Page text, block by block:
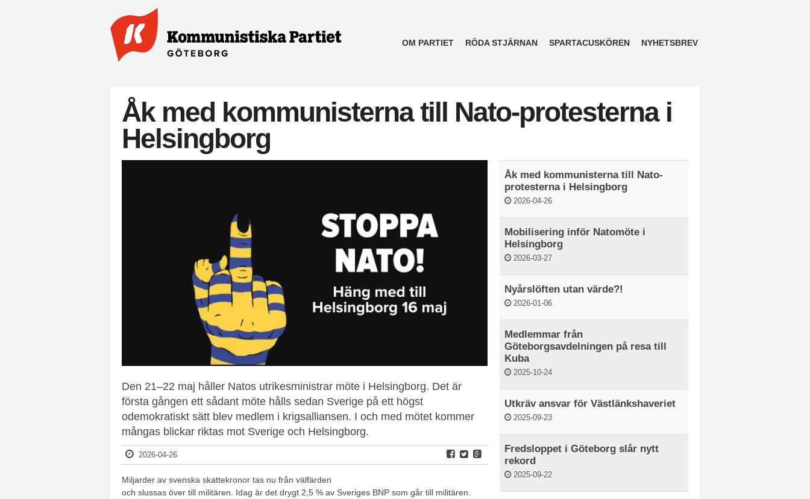
OM PARTIET RÖDA STJÄRNAN SPARTACUSKÖREN NYHETSBREV
Åk med kommunisterna till Nato-protesterna i
Helsingborg
Den 21–22 maj håller Natos utrikesministrar möte i Helsingborg. Det är
första gången ett sådant möte hålls sedan Sverige på ett högst
odemokratiskt sätt blev medlem i krigsalliansen. I och med mötet kommer
mångas blickar riktas mot Sverige och Helsingborg.
2026-04-26
Miljarder av svenska skattekronor tas nu från välfärden
och slussas över till militären. Idag är det drygt 2,5 % av Sveriges BNP som går till militären.
Åk med kommunisterna till Nato-
protesterna i Helsingborg
2026-04-26
Mobilisering inför Natomöte i
Helsingborg
2026-03-27
Nyårslöften utan värde?!
2026-01-06
Medlemmar från
Göteborgsavdelningen på resa till
Kuba
2025-10-24
Utkräv ansvar för Västlänkshaveriet
2025-09-23
Fredsloppet i Göteborg slår nytt
rekord
2025-09-22